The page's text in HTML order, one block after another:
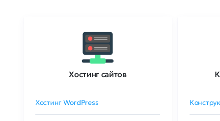
Хостинг сайтов
Хостинг WordPress